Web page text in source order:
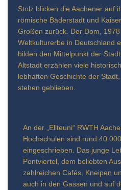
Stolz blicken die Aachener auf
römische Bäderstadt und
Großen zurück. Der Dom,
Weltkulturerbe in Deutschland
bilden den Mittelpunkt der
Altstadt erzählen viele
lebhaften Geschichte der
stehen geblieben.
An der „Eliteuni“ RWTH
Hochschulen sind rund
eingeschrieben. Das junge
Pontviertel, dem beliebten
zahlreichen Cafés, Kneipen
auch in den Gassen und auf